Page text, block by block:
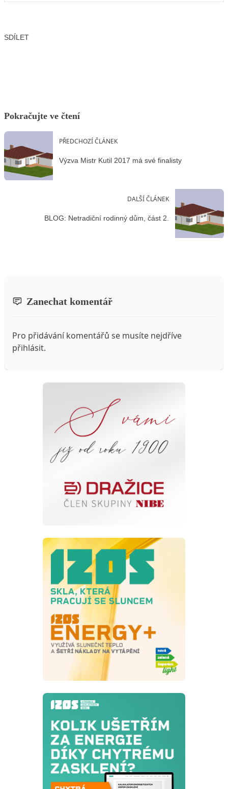
SDÍLET
Pokračujte ve čtení
PŘEDCHOZÍ ČLÁNEK
Výzva Mistr Kutil 2017 má své finalisty
DALŠÍ ČLÁNEK
BLOG: Netradiční rodinný dům, část 2.
Zanechat komentář
Pro přidávání komentářů se musíte nejdříve
přihlásit.